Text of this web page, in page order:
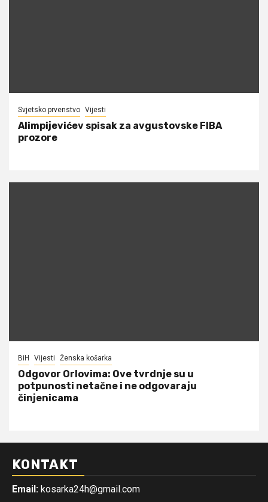
Svjetsko prvenstvo Vijesti
Alimpijevićev spisak za avgustovske FIBA
prozore
BiH Vijesti Ženska košarka
Odgovor Orlovima: ​Ove tvrdnje su u
potpunosti netačne i ne odgovaraju
činjenicama
KONTAKT
Email: kosarka24h@gmail.com